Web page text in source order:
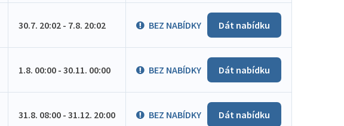
30.7. 20:02 - 7.8. 20:02 BEZ NABÍDKY Dát nabídku
1.8. 00:00 - 30.11. 00:00 BEZ NABÍDKY Dát nabídku
31.8. 08:00 - 31.12. 20:00 BEZ NABÍDKY Dát nabídku